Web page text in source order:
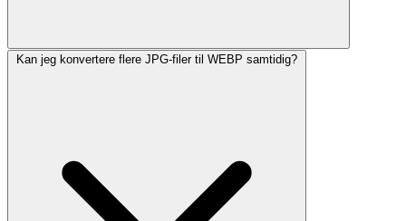
Kan jeg konvertere flere JPG-filer til WEBP samtidig?